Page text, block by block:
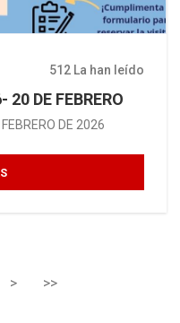
512 La han leído
20 DE FEBRERO
DE 2026
> >>